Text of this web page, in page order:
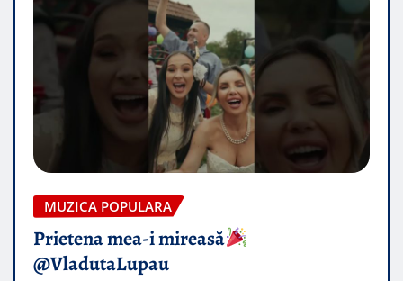
MUZICA POPULARA
Prietena mea-i mireasă​
@VladutaLupau